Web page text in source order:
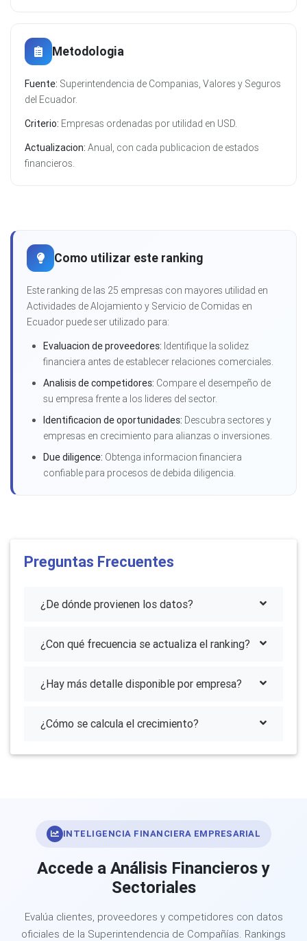
Metodologia
Fuente: Superintendencia de Companias, Valores y Seguros
del Ecuador.
Criterio: Empresas ordenadas por utilidad en USD.
Actualizacion: Anual, con cada publicacion de estados
financieros.
Como utilizar este ranking
Este ranking de las 25 empresas con mayores utilidad en
Actividades de Alojamiento y Servicio de Comidas en
Ecuador puede ser utilizado para:
Evaluacion de proveedores: Identifique la solidez
financiera antes de establecer relaciones comerciales.
Analisis de competidores: Compare el desempeño de
su empresa frente a los lideres del sector.
Identificacion de oportunidades: Descubra sectores y
empresas en crecimiento para alianzas o inversiones.
Due diligence: Obtenga informacion financiera
confiable para procesos de debida diligencia.
Preguntas Frecuentes
¿De dónde provienen los datos?
¿Con qué frecuencia se actualiza el ranking?
¿Hay más detalle disponible por empresa?
¿Cómo se calcula el crecimiento?
INTELIGENCIA FINANCIERA EMPRESARIAL
Accede a Análisis Financieros y
Sectoriales
Evalúa clientes, proveedores y competidores con datos
oficiales de la Superintendencia de Compañías. Rankings